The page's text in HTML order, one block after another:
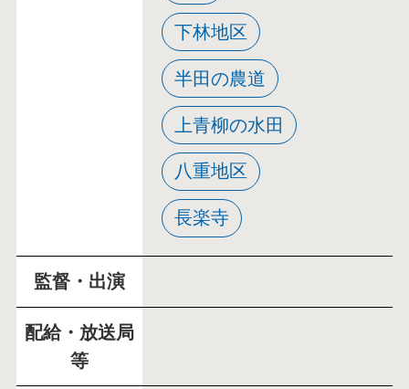
下林地区
半田の農道
上青柳の水田
八重地区
長楽寺
監督・出演
配給・放送局
等